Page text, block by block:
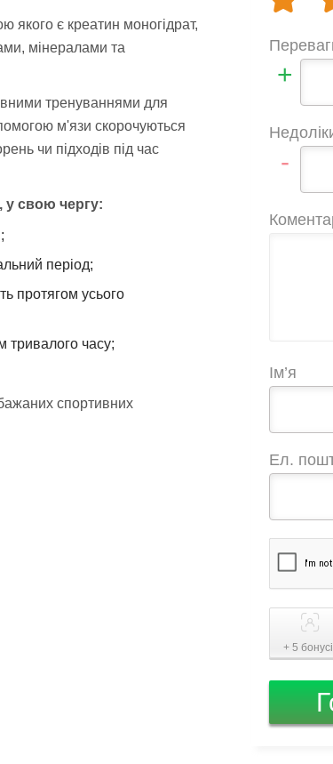
якого є креатин моногідрат,
мінералами та
тренуваннями для
м'язи скорочуються
чи підходів під час
у свою чергу:
період;
протягом усього
тривалого часу;
спортивних
+
-
Ім’я
Ел.
+ 5